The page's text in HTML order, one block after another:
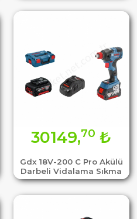
Gdx 18V-200 C Pro Akülü
Darbeli Vidalama Sıkma
30149,70 ₺